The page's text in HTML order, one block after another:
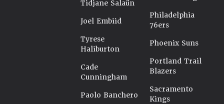
Tidjane Salaün
Joel Embiid
Tyrese
Haliburton
Cade
Cunningham
Paolo Banchero
Philadelphia
76ers
Phoenix Suns
Portland Trail
Blazers
Sacramento
Kings